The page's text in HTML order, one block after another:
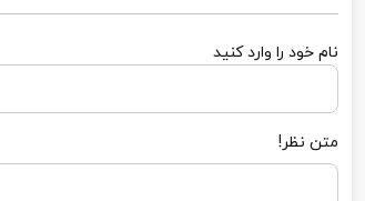
نام خود را وارد کنید
متن نظر!